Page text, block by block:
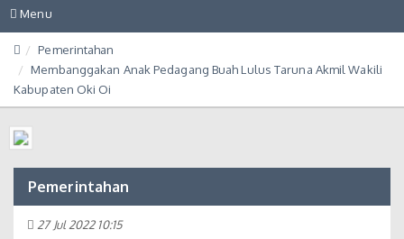
Toggle
navigation
Menu
Pemerintahan
Membanggakan Anak Pedagang Buah Lulus Taruna Akmil Wakili
Kabupaten Oki Oi
Pemerintahan
27 Jul 2022 10:15